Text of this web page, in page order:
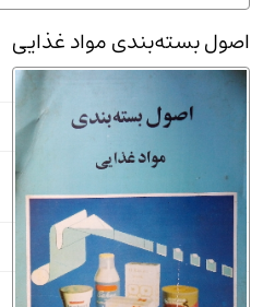
پزشکی(140)
کامپیوتر و نرم افزار(13)
ورزشی و تربیت بدنی
آشپزی و خوراکی(25)
سرگرمی و بازی(7)
سیاسی(116)
رمان و داستان خارجی(489)
حقوقی و قانون(47)
کتاب های مصور رنگی و گلاسه (23)
اصول بسته‌بندی مواد غذایی